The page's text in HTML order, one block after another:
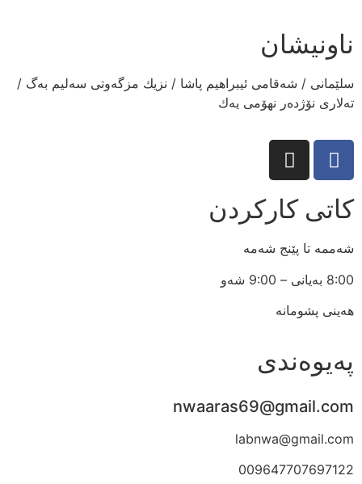
ناونیشان
سلێمانی / شەقامی ئیبراهیم پاشا / نزیك مزگەوتی سەلیم بەگ /
تەلاری نۆژدەر نهۆمی یەك
کاتی کارکردن
شەممە تا پێنج شەمە
8:00 بەیانی – 9:00 شەو
هەینی پشومانە
پەیوەندی
nwaaras69@gmail.com
labnwa@gmail.com
009647707697122